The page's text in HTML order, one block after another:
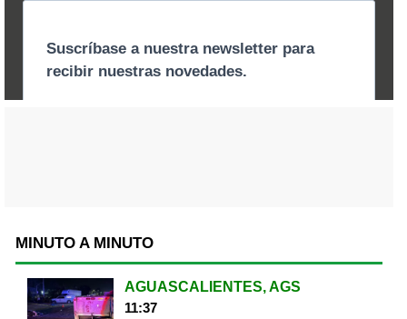
MINUTO A MINUTO
AGUASCALIENTES, AGS
11:37